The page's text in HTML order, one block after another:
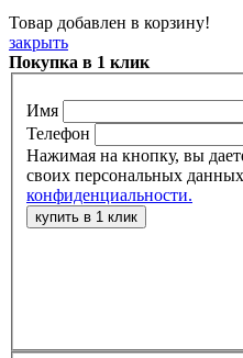
Товар добавлен в корзину!
закрыть
Покупка в 1 клик
Имя
Телефон
Нажимая на кнопку, вы
своих персональных
конфиденциальности.